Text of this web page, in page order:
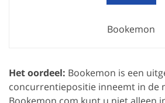
Bookemon
Het oordeel: Bookemon is een
concurrentiepositie inneemt in de